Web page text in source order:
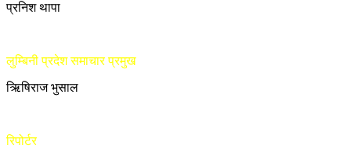
प्रनिश थापा
लुम्बिनी प्रदेश समाचार प्रमुख
ऋिषिराज भुसाल
रिपोर्टर